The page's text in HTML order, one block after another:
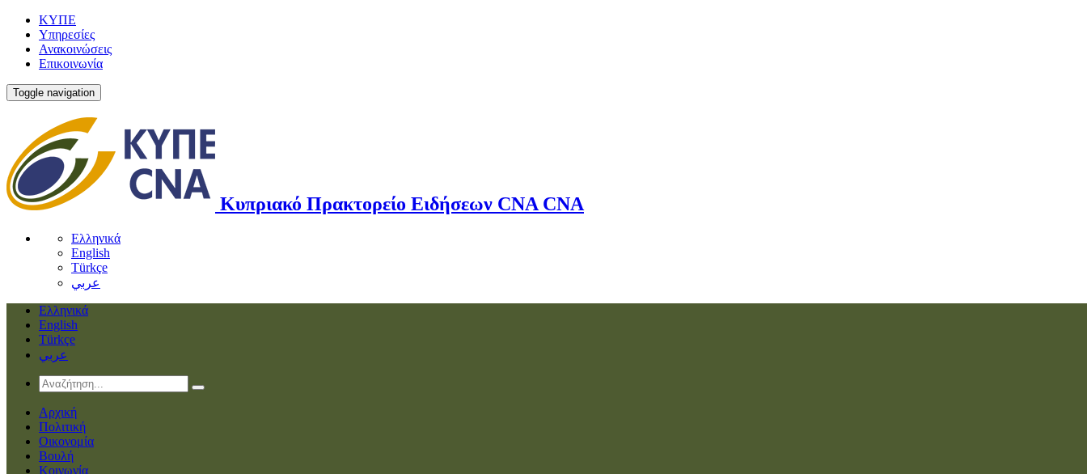
ΚΥΠΕ
Υπηρεσίες
Ανακοινώσεις
Επικοινωνία
Toggle navigation
Κυπριακό Πρακτορείο Ειδήσεων CNA CNA
Ελληνικά
English
Türkçe
عربي
Ελληνικά
English
Türkçe
عربي
Αρχική
Πολιτική
Οικονομία
Βουλή
Κοινωνία